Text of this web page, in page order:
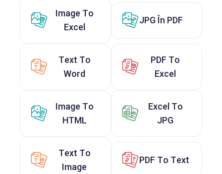
Image To
Excel
JPG În PDF
Text To
Word
PDF To
Excel
Image To
HTML
Excel To
JPG
Text To
Image
PDF To Text